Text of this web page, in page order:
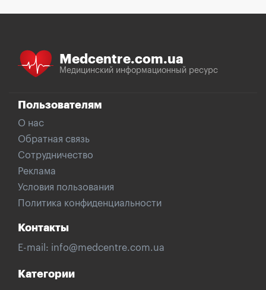
Medcentre.com.ua
Медицинский информационный ресурс
Пользователям
О нас
Обратная связь
Сотрудничество
Реклама
Условия пользования
Политика конфиденциальности
Контакты
E-mail: info@medcentre.com.ua
Категории